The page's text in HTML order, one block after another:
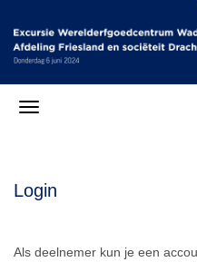
Login
Als deelnemer kun je een